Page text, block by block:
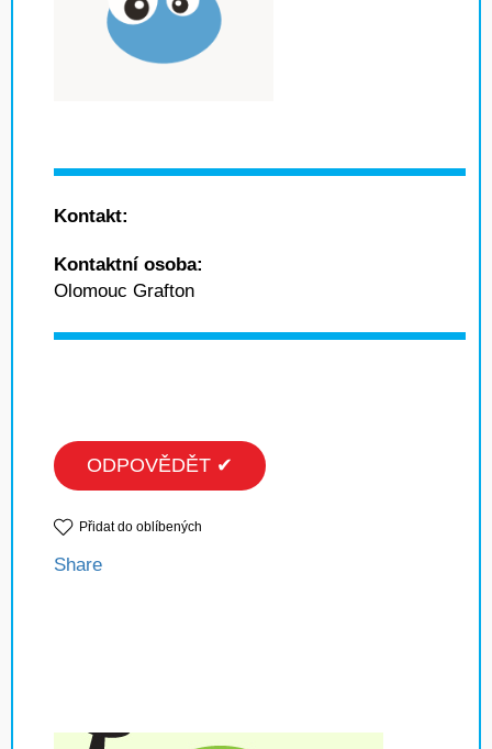
Kontakt:
Kontaktní osoba:
Olomouc Grafton
ODPOVĚDĚT ✔
Přidat do oblíbených
Share